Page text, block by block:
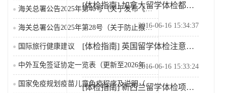
海关总署公告2025年第40号（关于发布《国境口岸传...
海关总署公告2025年第28号（关于防止猴痘疫情传入...
国际旅行健康建议
中外互免签证协定一览表（更新至2026年2月25日）
国家免疫规划疫苗儿童免疫程序及说明（2026年版）
[体检指南] 加拿大留学体检都是哪些项目
2016-06-16 15:34:37
[体检指南] 英国留学体检注意事项
2016-06-16 15:33:24
[体检指南] 新西兰留学体检项目有哪些